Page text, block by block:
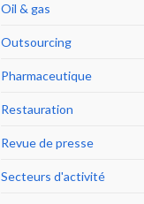
Oil & gas
Outsourcing
Pharmaceutique
Restauration
Revue de presse
Secteurs d'activité